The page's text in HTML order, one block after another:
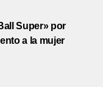
Super» por
a la mujer